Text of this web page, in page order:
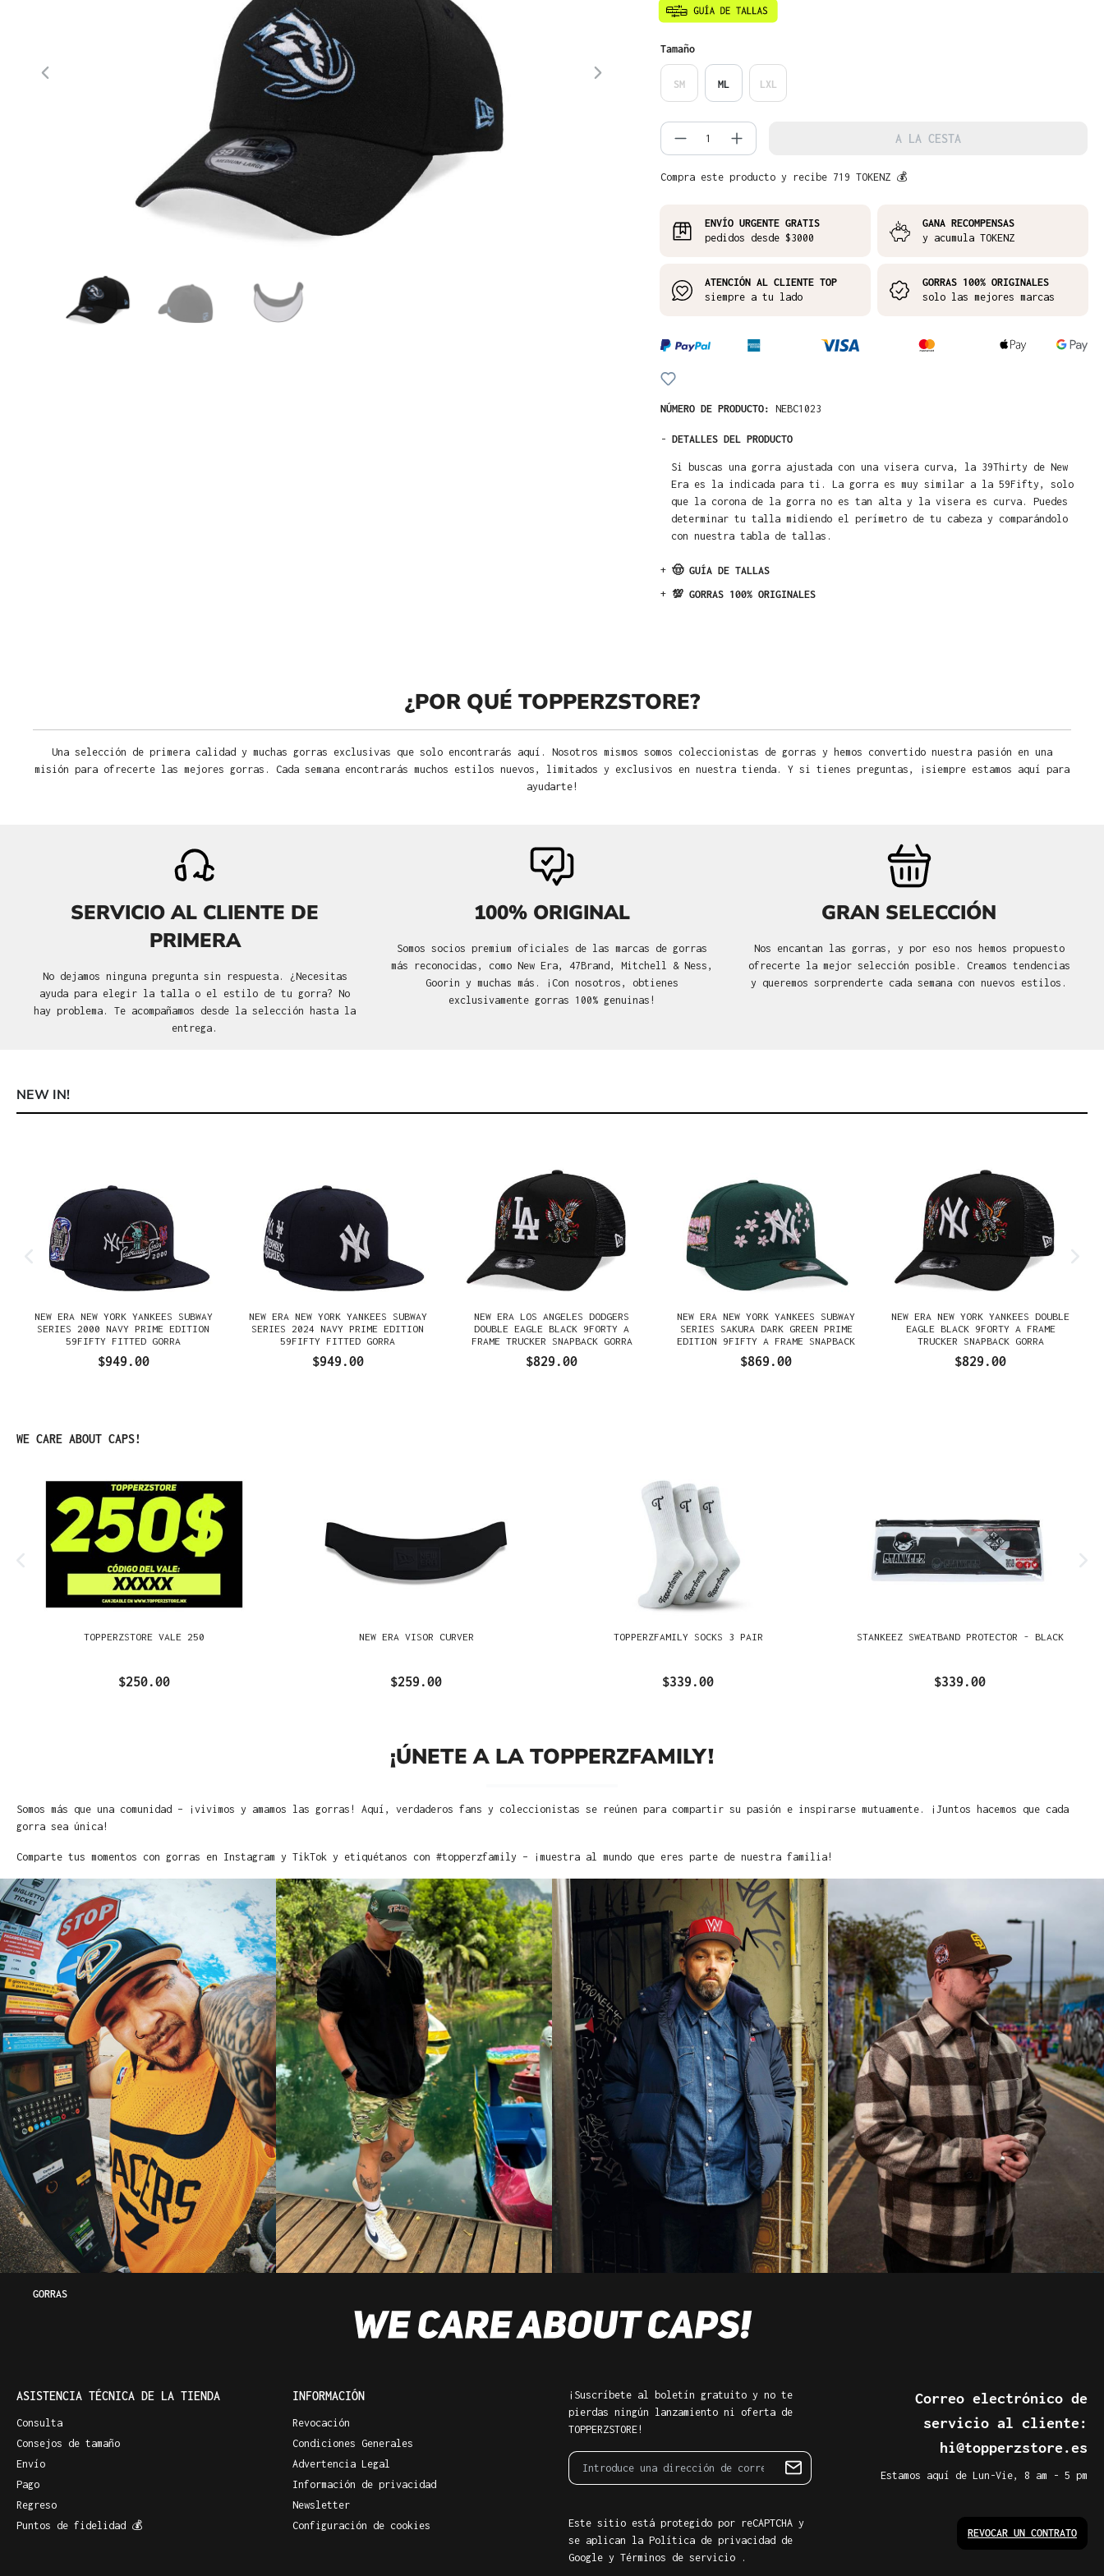
Seleccione
Tamaño
SM ML LXL
Cantidad del producto: introduce la
A LA CESTA
Compra este producto y recibe 719 TOKENZ 💰
ENVÍO URGENTE GRATIS
pedidos desde $3000
GANA RECOMPENSAS
y acumula TOKENZ
ATENCIÓN AL CLIENTE TOP
siempre a tu lado
GORRAS 100% ORIGINALES
solo las mejores marcas
NÚMERO DE PRODUCTO: NEBC1023
- DETALLES DEL PRODUCTO
Si buscas una gorra ajustada con una visera curva, la 39Thirty de New
Era es la indicada para ti. La gorra es muy similar a la 59Fifty, solo
que la corona de la gorra no es tan alta y la visera es curva. Puedes
determinar tu talla midiendo el perímetro de tu cabeza y comparándolo
con nuestra tabla de tallas.
+ 🤠 GUÍA DE TALLAS
+ 💯 GORRAS 100% ORIGINALES
¿POR QUÉ TOPPERZSTORE?
Una selección de primera calidad y muchas gorras exclusivas que solo encontrarás aquí. Nosotros mismos somos coleccionistas de gorras y hemos convertido nuestra pasión en una
misión para ofrecerte las mejores gorras. Cada semana encontrarás muchos estilos nuevos, limitados y exclusivos en nuestra tienda. Y si tienes preguntas, ¡siempre estamos aquí para
ayudarte!
SERVICIO AL CLIENTE DE
PRIMERA
No dejamos ninguna pregunta sin respuesta. ¿Necesitas
ayuda para elegir la talla o el estilo de tu gorra? No
hay problema. Te acompañamos desde la selección hasta la
entrega.
100% ORIGINAL
Somos socios premium oficiales de las marcas de gorras
más reconocidas, como New Era, 47Brand, Mitchell & Ness,
Goorin y muchas más. ¡Con nosotros, obtienes
exclusivamente gorras 100% genuinas!
GRAN SELECCIÓN
Nos encantan las gorras, y por eso nos hemos propuesto
ofrecerte la mejor selección posible. Creamos tendencias
y queremos sorprenderte cada semana con nuevos estilos.
NEW IN!
NEW ERA NEW YORK YANKEES SUBWAY
SERIES 2000 NAVY PRIME EDITION
59FIFTY FITTED GORRA
$949.00
NEW ERA NEW YORK YANKEES SUBWAY
SERIES 2024 NAVY PRIME EDITION
59FIFTY FITTED GORRA
$949.00
NEW ERA LOS ANGELES DODGERS
DOUBLE EAGLE BLACK 9FORTY A
FRAME TRUCKER SNAPBACK GORRA
$829.00
NEW ERA NEW YORK YANKEES SUBWAY
SERIES SAKURA DARK GREEN PRIME
EDITION 9FIFTY A FRAME SNAPBACK
$869.00
NEW ERA NEW YORK YANKEES DOUBLE
EAGLE BLACK 9FORTY A FRAME
TRUCKER SNAPBACK GORRA
$829.00
Omitir la galería de productos
WE CARE ABOUT CAPS!
TOPPERZSTORE VALE 250
$250.00
NEW ERA VISOR CURVER
$259.00
TOPPERZFAMILY SOCKS 3 PAIR
$339.00
STANKEEZ SWEATBAND PROTECTOR - BLACK
$339.00
¡ÚNETE A LA TOPPERZFAMILY!
Somos más que una comunidad – ¡vivimos y amamos las gorras! Aquí, verdaderos fans y coleccionistas se reúnen para compartir su pasión e inspirarse mutuamente. ¡Juntos hacemos que cada
gorra sea única!
Comparte tus momentos con gorras en Instagram y TikTok y etiquétanos con #topperzfamily – ¡muestra al mundo que eres parte de nuestra familia!
GORRAS
ASISTENCIA TÉCNICA DE LA TIENDA
Consulta
Consejos de tamaño
Envío
Pago
Regreso
Puntos de fidelidad 💰
INFORMACIÓN
Revocación
Condiciones Generales
Advertencia Legal
Información de privacidad
Newsletter
Configuración de cookies
¡Suscríbete al boletín gratuito y no te
pierdas ningún lanzamiento ni oferta de
TOPPERZSTORE!
Este sitio está protegido por reCAPTCHA y
se aplican la Política de privacidad de
Google y Términos de servicio .
Correo electrónico de
servicio al cliente:
hi@topperzstore.es
Estamos aquí de Lun-Vie, 8 am - 5 pm
REVOCAR UN CONTRATO